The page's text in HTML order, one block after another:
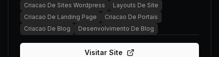
Criacao De Sites Wordpress
Layouts De Site
Criacao De Landing Page
Criacao De Portais
Criacao De Blog
Desenvolvimento De Blog
Visitar Site